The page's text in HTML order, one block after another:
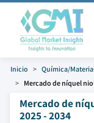
Inicio Química/
Mercado de níquel
Mercado de
2025 - 2034